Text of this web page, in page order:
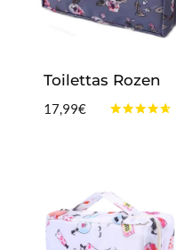
Toilettas Rozen
17,99€